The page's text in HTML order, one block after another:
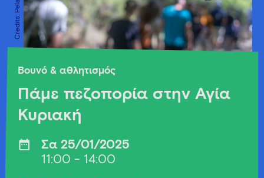
Βουνό & αθλητισμός
Πάμε πεζοπορία στην Αγία
Κυριακή
Σα 25/01/2025
11:00 - 14:00